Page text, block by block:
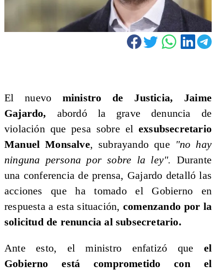
El nuevo ministro de Justicia, Jaime
Gajardo, abordó la grave denuncia de
violación que pesa sobre elexsubsecretario
Manuel Monsalve, subrayando que "no hay
ninguna persona por sobre la ley". Durante
una conferencia de prensa, Gajardo detalló las
acciones que ha tomado el Gobierno en
respuesta a esta situación, comenzando por la
solicitud de renuncia al subsecretario.
Ante esto, el ministro enfatizó que el
Gobierno está comprometido con el